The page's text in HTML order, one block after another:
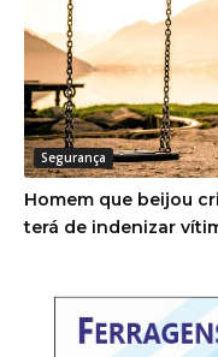
Segurança
Homem que beijou
terá de indenizar